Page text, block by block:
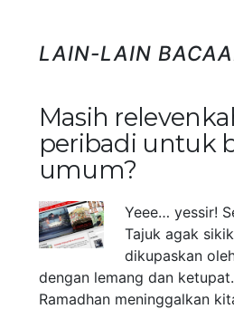
LAIN-LAIN
Masih
peribadi untuk
umum?
Yeee… yessir!
Tajuk agak
dikupaskan
dengan lemang dan
Ramadhan meninggalkan